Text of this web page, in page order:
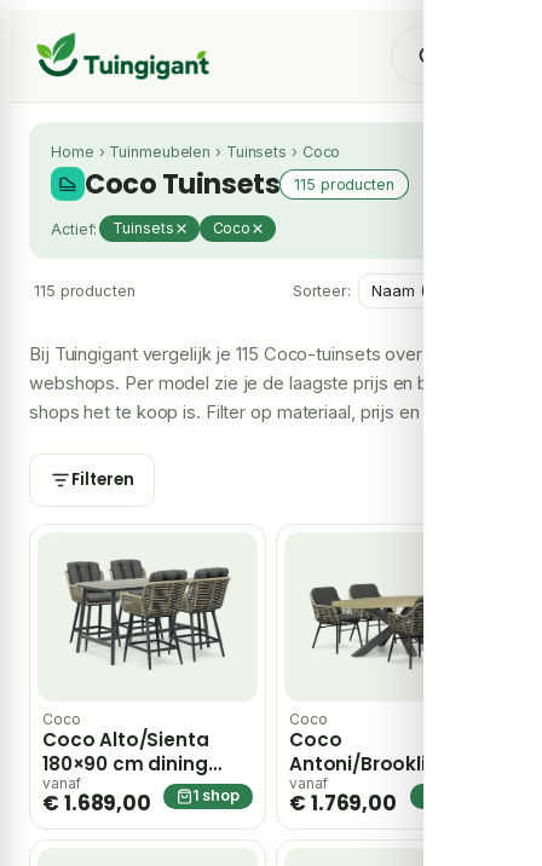
Home › Tuinmeubelen › Tuinsets › Coco
Coco Tuinsets 115 producten
Actief: Tuinsets Coco
115 producten Sorteer:
Bij Tuingigant vergelijk je 115 Coco-tuinsets over meerdere
webshops. Per model zie je de laagste prijs en bij hoeveel
shops het te koop is. Filter op materiaal, prijs en merk om
Filteren
Coco
Coco Alto/Sienta
180×90 cm dining
tuinset 5-delig –
Grijs-antraciet
vanaf
€ 1.689,00 1 shop
Coco
Coco
Antoni/Brookline
200×110 cm dining
tuinset 5-delig –
Grijs-antraciet
vanaf
€ 1.769,00